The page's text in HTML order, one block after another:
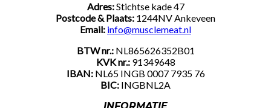
Adres:Stichtse kade 47
Postcode & Plaats: 1244NV Ankeveen
Email: info@musclemeat.nl
BTW nr.:NL865626352B01
KVK nr.:91349648
IBAN:NL65 INGB 0007 7935 76
BIC: INGBNL2A